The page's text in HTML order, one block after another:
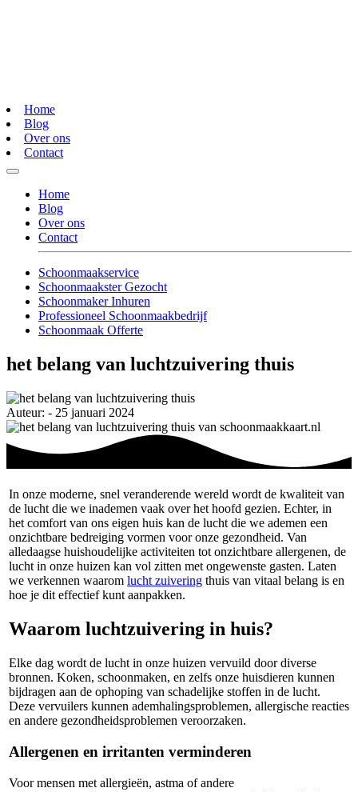
Home
Blog
Over ons
Contact
Home
Blog
Over ons
Contact
Schoonmaakservice
Schoonmaakster Gezocht
Schoonmaker Inhuren
Professioneel Schoonmaakbedrijf
Schoonmaak Offerte
het belang van luchtzuivering thuis
Auteur: - 25 januari 2024
In onze moderne, snel veranderende wereld wordt de kwaliteit van
de lucht die we inademen vaak over het hoofd gezien. Echter, in
het comfort van ons eigen huis kan de lucht die we ademen een
onzichtbare bedreiging vormen voor onze gezondheid. Van
alledaagse huishoudelijke activiteiten tot onzichtbare allergenen, de
lucht in onze huizen kan vol zitten met ongewenste gasten. Laten
we verkennen waarom lucht zuivering thuis van vitaal belang is en
hoe je dit effectief kunt aanpakken.
Waarom luchtzuivering in huis?
Elke dag wordt de lucht in onze huizen vervuild door diverse
bronnen. Koken, schoonmaken, en zelfs onze huisdieren kunnen
bijdragen aan de ophoping van schadelijke stoffen in de lucht.
Deze vervuilers kunnen ademhalingsproblemen, allergische reacties
en andere gezondheidsproblemen veroorzaken.
Allergenen en irritanten verminderen
Voor mensen met allergieën, astma of andere